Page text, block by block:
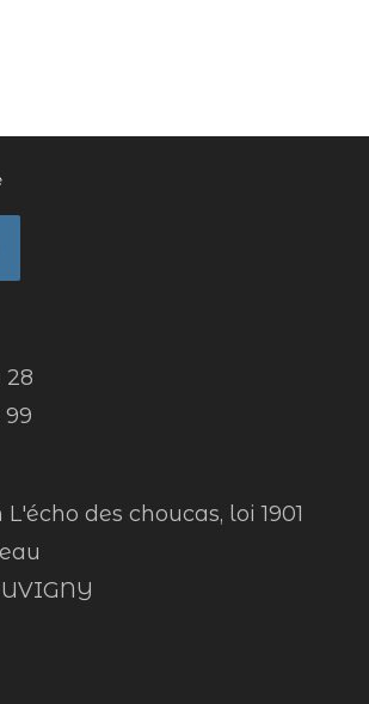
28
99
des choucas, loi 1901